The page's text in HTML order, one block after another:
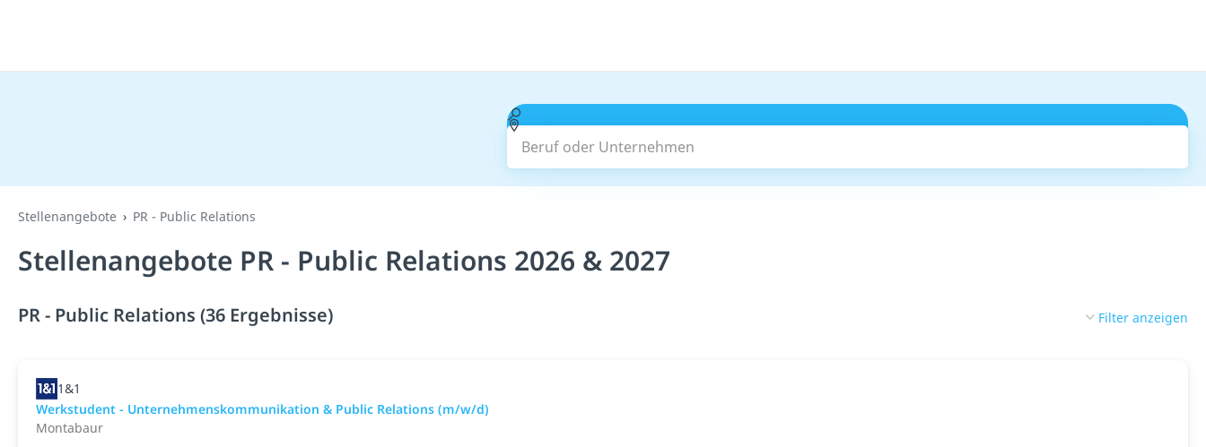
Beruf oder Unternehmen
Stellenangebote PR - Public Relations
Stellenangebote PR - Public Relations 2026 & 2027
PR - Public Relations (36 Ergebnisse) Filter anzeigen
1&1
Werkstudent - Unternehmenskommunikation & Public Relations (m/w/d)
Montabaur